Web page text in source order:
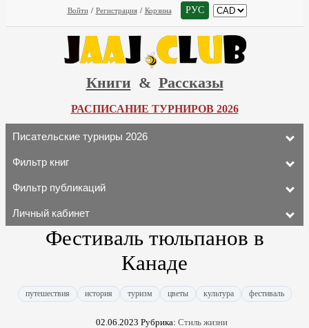
Войти / Регистрация / Корзина РУС
Книги & Рассказы
РАСПИСАНИЕ ТУРНИРОВ 2026
Писательские турниры 2026
Фильтр книг
Фильтр публикаций
Личный кабинет
Фестиваль тюльпанов в
Канаде
путешествия история туризм цветы культура фестиваль
02.06.2023 Рубрика: Стиль жизни